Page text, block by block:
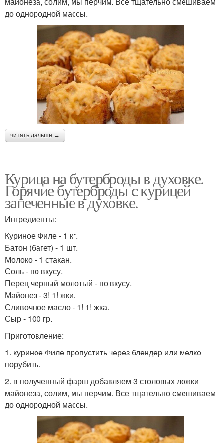
до однородной массы.
читать дальше →
Курица на бутерброды в духовке.
Горячие бутерброды с курицей
запеченные в духовке.
Ингредиенты:
Куриное Филе - 1 кг.
Батон (багет) - 1 шт.
Молоко - 1 стакан.
Соль - по вкусу.
Перец черный молотый - по вкусу.
Майонез - 3! 1! жки.
Сливочное масло - 1! 1! жка.
Сыр - 100 гр.
Приготовление:
1. куриное Филе пропустить через блендер или мелко
порубить.
2. в полученный фарш добавляем 3 столовых ложки
майонеза, солим, мы перчим. Все тщательно смешиваем
до однородной массы.